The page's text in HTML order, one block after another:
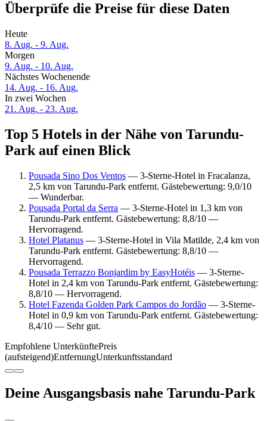
Überprüfe die Preise für diese Daten
Heute
8. Aug. - 9. Aug.
Morgen
9. Aug. - 10. Aug.
Nächstes Wochenende
14. Aug. - 16. Aug.
In zwei Wochen
21. Aug. - 23. Aug.
Top 5 Hotels in der Nähe von Tarundu-
Park auf einen Blick
Pousada Sino Dos Ventos — 3-Sterne-Hotel in Fracalanza,
2,5 km von Tarundu-Park entfernt. Gästebewertung: 9,0/10
— Wunderbar.
Pousada Portal da Serra — 3-Sterne-Hotel in 1,3 km von
Tarundu-Park entfernt. Gästebewertung: 8,8/10 —
Hervorragend.
Hotel Platanus — 3-Sterne-Hotel in Vila Matilde, 2,4 km von
Tarundu-Park entfernt. Gästebewertung: 8,8/10 —
Hervorragend.
Pousada Terrazzo Bonjardim by EasyHotéis — 3-Sterne-
Hotel in 2,4 km von Tarundu-Park entfernt. Gästebewertung:
8,8/10 — Hervorragend.
Hotel Fazenda Golden Park Campos do Jordão — 3-Sterne-
Hotel in 0,9 km von Tarundu-Park entfernt. Gästebewertung:
8,4/10 — Sehr gut.
Empfohlene UnterkünftePreis
(aufsteigend)EntfernungUnterkunftsstandard
Deine Ausgangsbasis nahe Tarundu-Park